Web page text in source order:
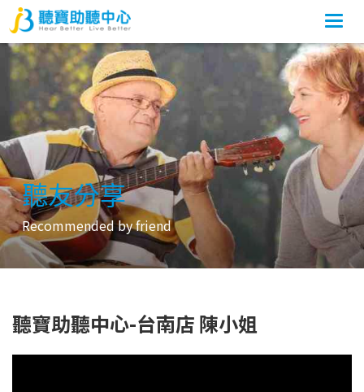
聽友分享
Recommended by friend
聽寶助聽中心-台南店 陳小姐